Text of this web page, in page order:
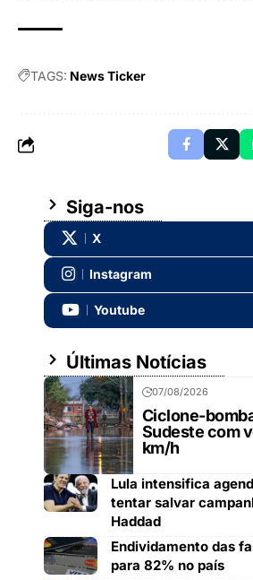
TAGS: News Ticker
Siga-nos
X
Instagram
Youtube
Últimas Notícias
07/08/2026
Ciclone-
Sudeste com
km/h
Lula intensifica
tentar salvar
Haddad
Endividamento das
para 82% no país